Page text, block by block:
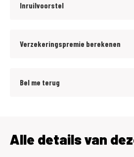
Inruilvoorstel
Verzekeringspremie berekenen
Bel me terug
Alle details van